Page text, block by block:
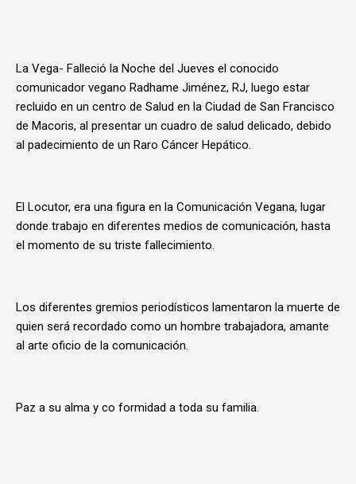
La Vega- Falleció la Noche del Jueves el conocido
comunicador vegano Radhame Jiménez, RJ, luego estar
recluido en un centro de Salud en la Ciudad de San Francisco
de Macoris, al presentar un cuadro de salud delicado, debido
al padecimiento de un Raro Cáncer Hepático.
El Locutor, era una figura en la Comunicación Vegana, lugar
donde trabajo en diferentes medios de comunicación, hasta
el momento de su triste fallecimiento.
Los diferentes gremios periodísticos lamentaron la muerte de
quien será recordado como un hombre trabajadora, amante
al arte oficio de la comunicación.
Paz a su alma y co formidad a toda su familia.